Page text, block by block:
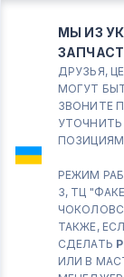
МЫ ИЗ
ДРУЗЬЯ,
МОГУТ
ЗВОНИТЕ
РЕЖИМ
3, ТЦ
ТАКЖЕ,
СДЕЛАТЬ
ИЛИ В